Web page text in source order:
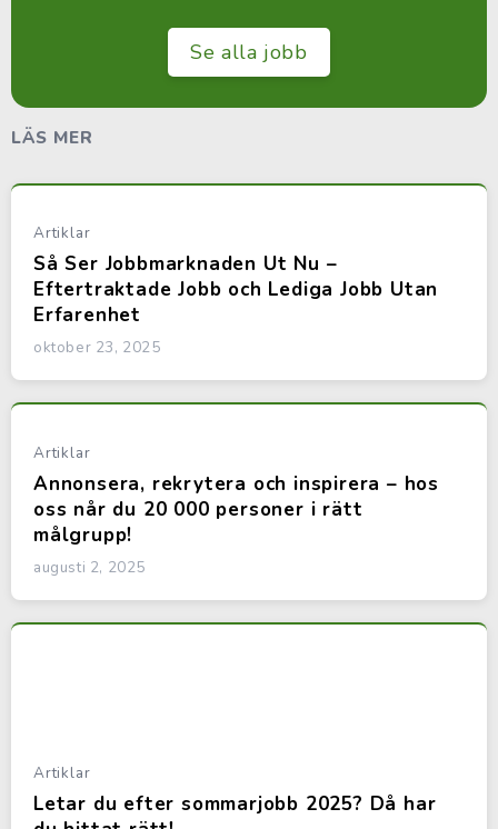
Se alla jobb
LÄS MER
Artiklar
Så Ser Jobbmarknaden Ut Nu –
Eftertraktade Jobb och Lediga Jobb Utan
Erfarenhet
oktober 23, 2025
Artiklar
Annonsera, rekrytera och inspirera – hos
oss når du 20 000 personer i rätt
målgrupp!
augusti 2, 2025
Artiklar
Letar du efter sommarjobb 2025? Då har